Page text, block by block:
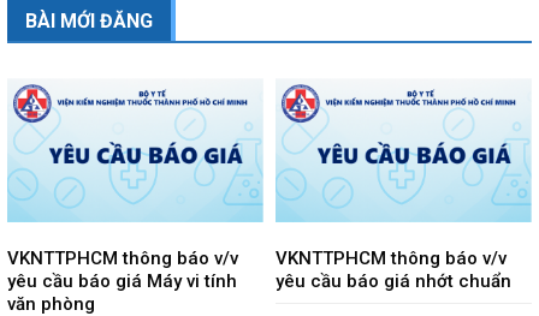
BÀI MỚI ĐĂNG
VKNTTPHCM thông báo v/v
yêu cầu báo giá Máy vi tính
văn phòng
VKNTTPHCM thông báo v/v
yêu cầu báo giá nhớt chuẩn